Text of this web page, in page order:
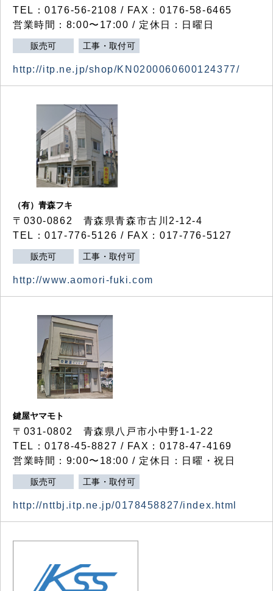
TEL：0176-56-2108 / FAX：0176-58-6465
営業時間：8:00〜17:00 / 定休日：日曜日
販売可 工事・取付可
http://itp.ne.jp/shop/KN0200060600124377/
（有）青森フキ
〒030-0862 青森県青森市古川2-12-4
TEL：017-776-5126 / FAX：017-776-5127
販売可 工事・取付可
http://www.aomori-fuki.com
鍵屋ヤマモト
〒031-0802 青森県八戸市小中野1-1-22
TEL：0178-45-8827 / FAX：0178-47-4169
営業時間：9:00〜18:00 / 定休日：日曜・祝日
販売可 工事・取付可
http://nttbj.itp.ne.jp/0178458827/index.html